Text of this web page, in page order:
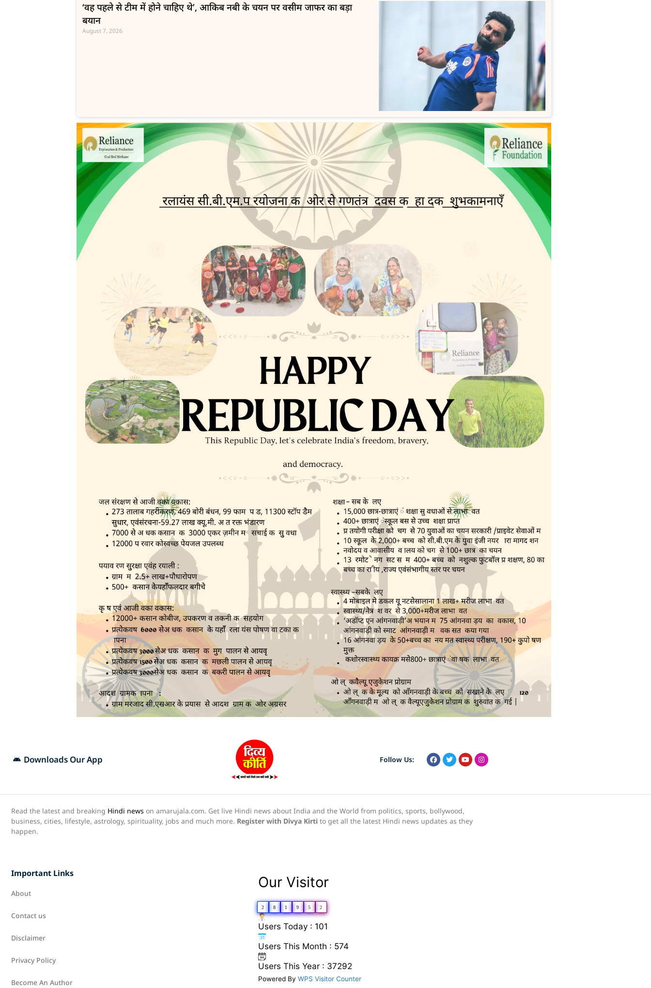
‘वह पहले से टीम में होने चाहिए थे’, आकिब नबी के चयन पर वसीम जाफर का बड़ा
बयान
August 7, 2026
Downloads Our App Follow Us:
Read the latest and breaking Hindi news on amarujala.com. Get live Hindi news about India and the World from politics, sports, bollywood,
business, cities, lifestyle, astrology, spirituality, jobs and much more. Register with Divya Kirti to get all the latest Hindi news updates as they
happen.
Important Links
About
Contact us
Disclaimer
Privacy Policy
Become An Author
Our Visitor
2 8 1 9 5 2
Users Today : 101
Users This Month : 574
Users This Year : 37292
Powered ByWPS Visitor Counter